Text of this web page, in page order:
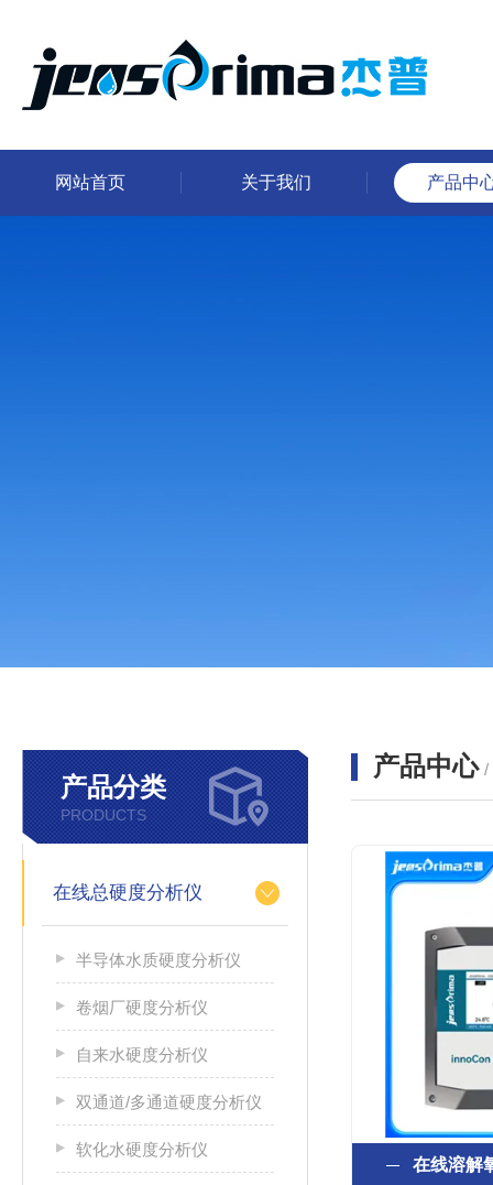
网站首页 关于我们 产品中
产品分类
PRODUCTS
在线总硬度分析仪
半导体水质硬度分析仪
卷烟厂硬度分析仪
自来水硬度分析仪
双通道/多通道硬度分析仪
软化水硬度分析仪
产品中心 /
在线溶解